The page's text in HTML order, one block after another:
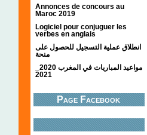
Annonces de concours au
Maroc 2019
Logiciel pour conjuguer les
verbes en anglais
انطلاق عملية التسجيل للحصول على
منحة
2021
Page Facebook